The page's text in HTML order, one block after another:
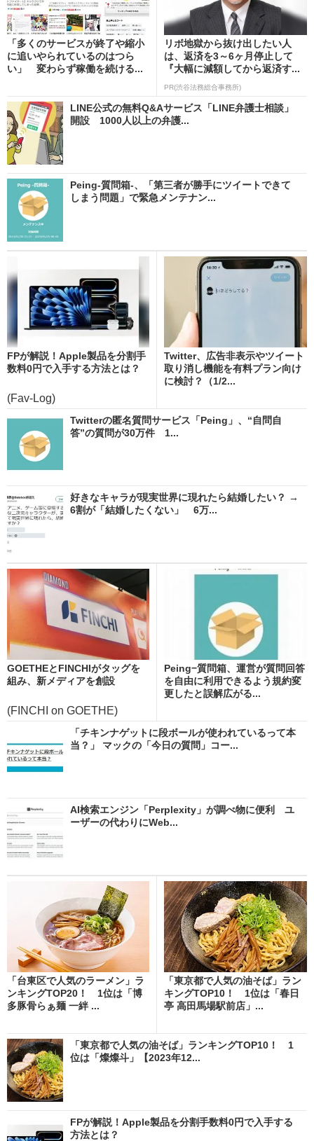
「多くのサービスが終了や縮小
に追いやられているのはつら
い」 変わらず稼働を続ける...
リボ地獄から抜け出したい人
は、返済を3～6ヶ月停止して
『大幅に減額してから返済す...
PR(渋谷法務総合事務所)
LINE公式の無料Q&Aサービス「LINE弁護士相談」
開設 1000人以上の弁護...
Peing-質問箱-、「第三者が勝手にツイートできて
しまう問題」で緊急メンテナン...
FPが解説！Apple製品を分割手
数料0円で入手する方法とは？
(Fav-Log)
Twitter、広告非表示やツイート
取り消し機能を有料プラン向け
に検討？（1/2...
Twitterの匿名質問サービス「Peing」、“自問自
答”の質問が30万件 1...
好きなキャラが現実世界に現れたら結婚したい？ →
6割が「結婚したくない」 6万...
GOETHEとFINCHIがタッグを
組み、新メディアを創設
(FINCHI on GOETHE)
Peing−質問箱、運営が質問回答
を自由に利用できるよう規約変
更したと誤解広がる...
「チキンナゲットに段ボールが使われているって本
当？」 マックの「今日の質問」コー...
AI検索エンジン「Perplexity」が調べ物に便利 ユ
ーザーの代わりにWeb...
「台東区で人気のラーメン」ラ
ンキングTOP20！ 1位は「博
多豚骨らぁ麺 一絆 ...
「東京都で人気の油そば」ラン
キングTOP10！ 1位は「春日
亭 高田馬場駅前店」...
「東京都で人気の油そば」ランキングTOP10！ 1
位は「燦燦斗」【2023年12...
FPが解説！Apple製品を分割手数料0円で入手する
方法とは？